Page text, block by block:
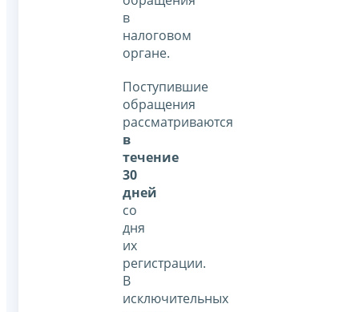
в
налоговом
органе.
Поступившие
обращения
рассматриваются
в
течение
30
дней
со
дня
их
регистрации.
В
исключительных